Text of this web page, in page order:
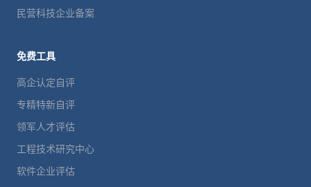
民营科技企业备案
免费工具
高企认定自评
专精特新自评
领军人才评估
工程技术研究中心
软件企业评估